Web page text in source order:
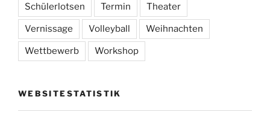
Schülerlotsen Termin Theater
Vernissage Volleyball Weihnachten
Wettbewerb Workshop
WEBSITESTATISTIK